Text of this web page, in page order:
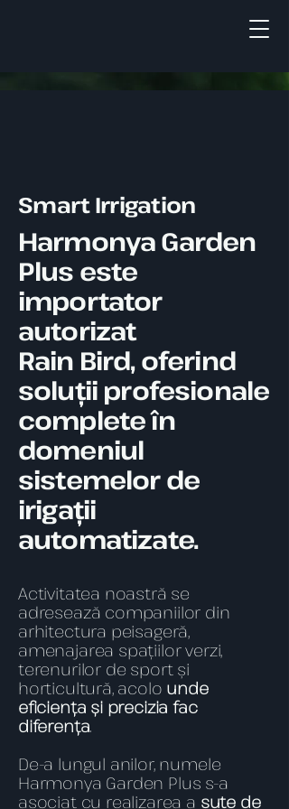
Smart Irrigation
Harmonya Garden
Plus este
importator
autorizat
Rain Bird, oferind
soluții profesionale
complete în
domeniul
sistemelor de
irigații
automatizate.
Activitatea noastră se
adresează companiilor din
arhitectura peisageră,
amenajarea spațiilor verzi,
terenurilor de sport și
horticultură, acolo unde
eficiența și precizia fac
diferența.
De-a lungul anilor, numele
Harmonya Garden Plus s-a
asociat cu realizarea a sute de